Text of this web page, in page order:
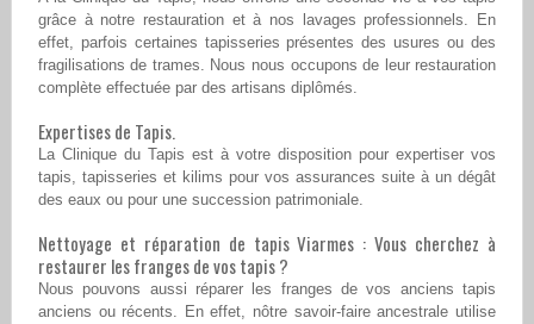
grâce à notre restauration et à nos lavages professionnels. En
effet, parfois certaines tapisseries présentes des usures ou des
fragilisations de trames. Nous nous occupons de leur restauration
complète effectuée par des artisans diplômés.
Expertises de Tapis.
La Clinique du Tapis est à votre disposition pour expertiser vos
tapis, tapisseries et kilims pour vos assurances suite à un dégât
des eaux ou pour une succession patrimoniale.
Nettoyage et réparation de tapis Viarmes : Vous cherchez à
restaurer les franges de vos tapis ?
Nous pouvons aussi réparer les franges de vos anciens tapis
anciens ou récents. En effet, nôtre savoir-faire ancestrale utilise